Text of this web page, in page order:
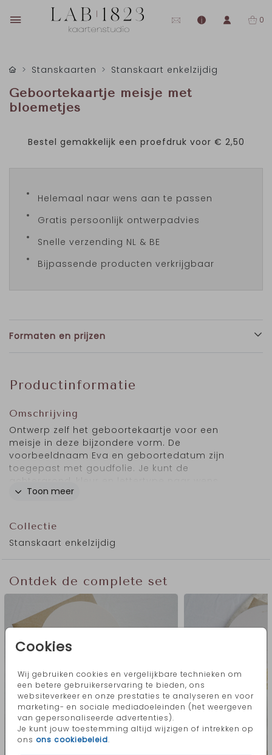
0
Cookies
Wij gebruiken cookies en vergelijkbare technieken om
een betere gebruikerservaring te bieden, ons
websiteverkeer en onze prestaties te analyseren en voor
marketing- en sociale mediadoeleinden (het weergeven
van gepersonaliseerde advertenties).
Je kunt jouw toestemming altijd wijzigen of intrekken op
ons ons cookiebeleid.
Stanskaarten Stanskaart enkelzijdig
Geboortekaartje meisje met
bloemetjes
Bestel gemakkelijk een proefdruk voor € 2,50
Helemaal naar wens aan te passen
Gratis persoonlijk ontwerpadvies
Snelle verzending NL & BE
Bijpassende producten verkrijgbaar
Formaten en prijzen
Productinformatie
Omschrijving
Ontwerp zelf het geboortekaartje voor een
meisje in deze bijzondere vorm. De
voorbeeldnaam Eva en geboortedatum zijn
toegepast met goudfolie. Je kunt de
aanpassen en het geboortekaartje
Toon meer
Collectie
Stanskaart enkelzijdig
Ontdek de complete set